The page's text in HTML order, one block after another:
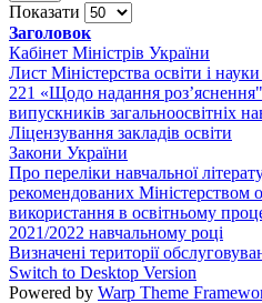
Показати
Заголовок
Кабінет Міністрів України
Лист Міністерства освіти і
221 «Щодо надання
випускників загальноосвітніх
Ліцензування закладів освіти
Закони України
Про переліки навчальної
рекомендованих Міністерством
використання в освітньому
2021/2022 навчальному році
Визначені території
Switch to Desktop Version
Powered by Warp Theme